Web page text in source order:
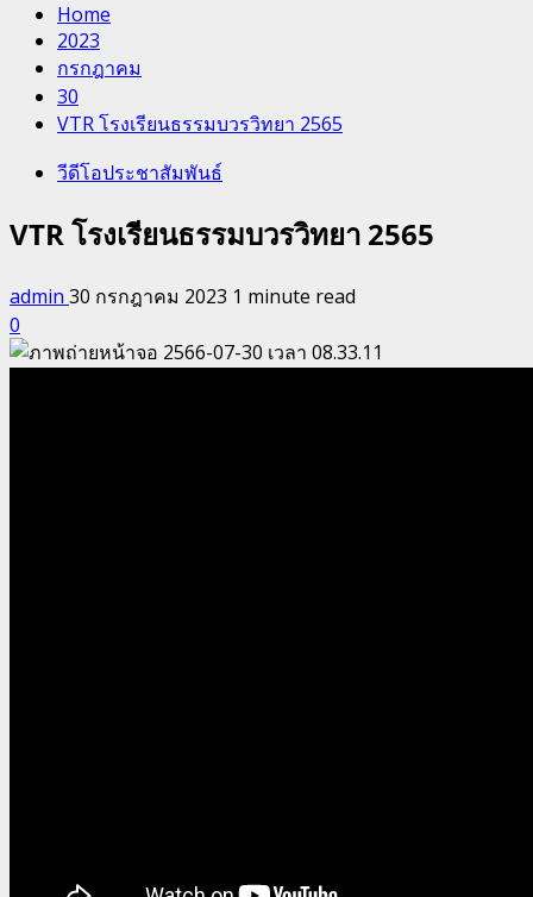
Home
2023
กรกฎาคม
30
VTR โรงเรียนธรรมบวรวิทยา 2565
วีดีโอประชาสัมพันธ์
VTR โรงเรียนธรรมบวรวิทยา 2565
admin 30 กรกฎาคม 2023 1 minute read
0